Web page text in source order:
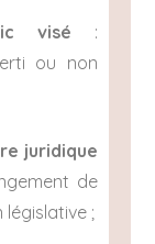
visé :
ou non
juridique
de
législative ;